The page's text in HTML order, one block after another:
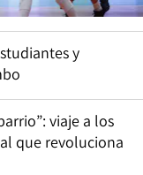
y
viaje a los
que revoluciona